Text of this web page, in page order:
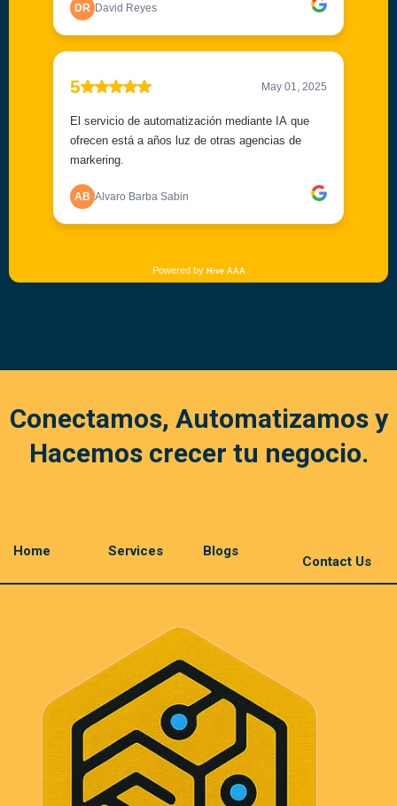
Conectamos, Automatizamos y
Hacemos crecer tu negocio.
Home Services Blogs
Contact Us